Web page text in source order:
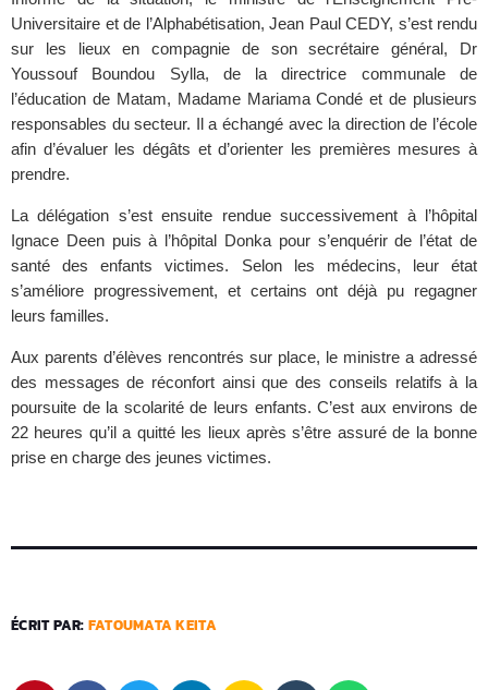
Universitaire et de l’Alphabétisation, Jean Paul CEDY, s’est rendu
sur les lieux en compagnie de son secrétaire général, Dr
Youssouf Boundou Sylla, de la directrice communale de
l’éducation de Matam, Madame Mariama Condé et de plusieurs
responsables du secteur. Il a échangé avec la direction de l’école
afin d’évaluer les dégâts et d’orienter les premières mesures à
prendre.
La délégation s’est ensuite rendue successivement à l’hôpital
Ignace Deen puis à l’hôpital Donka pour s’enquérir de l’état de
santé des enfants victimes. Selon les médecins, leur état
s’améliore progressivement, et certains ont déjà pu regagner
leurs familles.
Aux parents d’élèves rencontrés sur place, le ministre a adressé
des messages de réconfort ainsi que des conseils relatifs à la
poursuite de la scolarité de leurs enfants. C’est aux environs de
22 heures qu’il a quitté les lieux après s’être assuré de la bonne
prise en charge des jeunes victimes.
ÉCRIT PAR: FATOUMATA KEITA